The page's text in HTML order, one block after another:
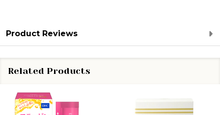
Product Reviews
Related Products